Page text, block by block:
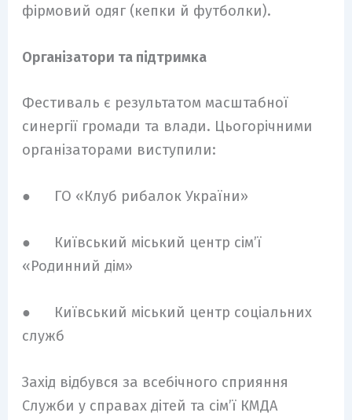
фірмовий одяг (кепки й футболки).
Організатори та підтримка
Фестиваль є результатом масштабної
синергії громади та влади. Цьогорічними
організаторами виступили:
● ГО «Клуб рибалок України»
● Київський міський центр сім’ї
«Родинний дім»
● Київський міський центр соціальних
служб
Захід відбувся за всебічного сприяння
Служби у справах дітей та сім’ї КМДА